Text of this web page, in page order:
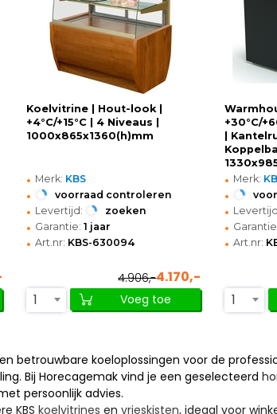
Koelvitrine | Hout-look |
+4°C/+15°C | 4 Niveaus |
1000x865x1360(h)mm
• Merk: KBS
• voorraad controleren
• Levertijd: zoeken
• Garantie: 1 jaar
• Art.nr: KBS-630094
4.906,-4.170,-
1
Voeg toe
+30°C/
|
• Merk:
•
•
•
• Art.nr:
1
betrouwbare koeloplossingen voor de
Bij Horecagemak vind je een geselecteerd
persoonlijk advies.
KBS koelvitrines en vrieskisten, ideaal voor